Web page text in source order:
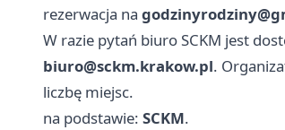
rezerwacja na
W razie pytań biuro SCKM jest
biuro@sckm.krakow.pl.
liczbę miejsc.
na podstawie: SCKM.